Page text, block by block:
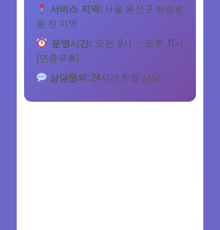
서비스 지역:서울 용산구 한강로
동 전 지역
운영시간: 오전 9시 ~ 오후 11시
(연중무휴)
상담문의:24시간 친절 상담